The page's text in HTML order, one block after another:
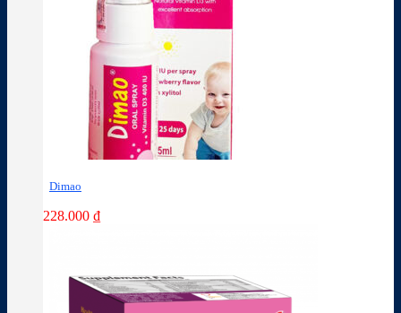
Dimao
228.000 ₫